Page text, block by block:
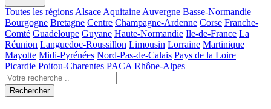
Toutes les régions Alsace Aquitaine Auvergne Basse-Normandie
Bourgogne Bretagne Centre Champagne-Ardenne Corse Franche-
Comté Guadeloupe Guyane Haute-Normandie Ile-de-France La
Réunion Languedoc-Roussillon Limousin Lorraine Martinique
Mayotte Midi-Pyrénées Nord-Pas-de-Calais Pays de la Loire
Picardie Poitou-Charentes PACA Rhône-Alpes
Rechercher